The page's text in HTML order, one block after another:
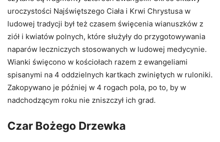
uroczystości Najświętszego Ciała i Krwi Chrystusa w
ludowej tradycji był też czasem święcenia wianuszków z
ziół i kwiatów polnych, które służyły do przygotowywania
naparów leczniczych stosowanych w ludowej medycynie.
Wianki święcono w kościołach razem z ewangeliami
spisanymi na 4 oddzielnych kartkach zwiniętych w ruloniki.
Zakopywano je później w 4 rogach pola, po to, by w
nadchodzącym roku nie zniszczył ich grad.
Czar Bożego Drzewka